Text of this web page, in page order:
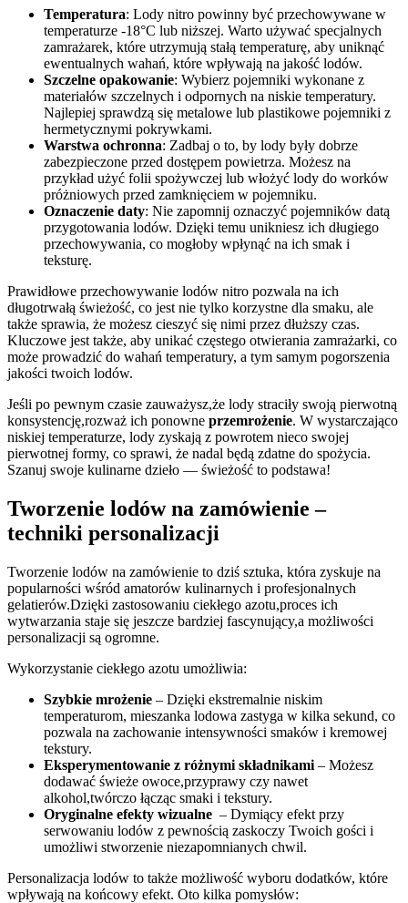
Temperatura: Lody nitro powinny być ‍przechowywane w
temperaturze -18°C lub niższej. Warto używać specjalnych
zamrażarek,⁤ które utrzymują stałą temperaturę, aby uniknąć
ewentualnych wahań, które⁢ wpływają na jakość lodów.
Szczelne opakowanie: Wybierz ⁣pojemniki‍ wykonane ‍z‌
materiałów szczelnych i odpornych‌ na niskie temperatury.
Najlepiej sprawdzą się metalowe lub plastikowe pojemniki z
hermetycznymi pokrywkami.
Warstwa ochronna: Zadbaj o to, by‌ lody‍ były dobrze
zabezpieczone przed dostępem powietrza. Możesz na
przykład użyć folii⁤ spożywczej lub włożyć lody do worków
próżniowych ‌przed zamknięciem w ⁣pojemniku.
Oznaczenie daty: Nie zapomnij oznaczyć ⁣pojemników datą
przygotowania lodów. Dzięki temu unikniesz ich długiego
‌przechowywania, co mogłoby wpłynąć na ich ​smak⁣ i
teksturę.
Prawidłowe ​przechowywanie⁣ lodów nitro pozwala na ich
‌długotrwałą świeżość,‍ co jest nie tylko⁤ korzystne dla smaku, ale
także ​sprawia, że możesz cieszyć⁣ się nimi przez dłuższy⁢ czas.
Kluczowe jest także,⁢ aby unikać częstego otwierania zamrażarki, co
może prowadzić do wahań ⁢temperatury,‌ a tym samym pogorszenia ​
jakości twoich lodów.
Jeśli po ​pewnym⁢ czasie zauważysz,że lody straciły swoją pierwotną
konsystencję,rozważ ich ponowne przemrożenie. W wystarczająco
niskiej​ temperaturze, lody zyskają z ⁣powrotem nieco swojej
pierwotnej formy, co sprawi, że nadal będą zdatne​ do spożycia.
Szanuj swoje ⁣kulinarne dzieło — świeżość to ⁤podstawa!
Tworzenie lodów na zamówienie –
techniki personalizacji
Tworzenie lodów na zamówienie to dziś sztuka, która zyskuje na
popularności wśród⁣ amatorów kulinarnych i profesjonalnych
gelatierów.Dzięki⁢ zastosowaniu ciekłego ‍azotu,proces ich
wytwarzania staje się⁢ jeszcze ‌bardziej⁢ fascynujący,a​ możliwości
personalizacji⁢ są ogromne.
Wykorzystanie ciekłego azotu ​umożliwia:
Szybkie ‍mrożenie – ⁤Dzięki ekstremalnie niskim‌
temperaturom, mieszanka lodowa zastyga w kilka sekund, co
pozwala⁢ na ‌zachowanie intensywności smaków i kremowej
tekstury.
Eksperymentowanie z różnymi składnikami – Możesz
dodawać ⁣świeże owoce,przyprawy czy nawet⁤
alkohol,twórczo łącząc smaki i tekstury.
Oryginalne efekty wizualne ⁤ – Dymiący efekt przy
serwowaniu lodów z pewnością zaskoczy⁤ Twoich gości i
umożliwi stworzenie niezapomnianych chwil.
Personalizacja lodów to także możliwość wyboru dodatków, które
wpływają na końcowy efekt.​ Oto kilka pomysłów: